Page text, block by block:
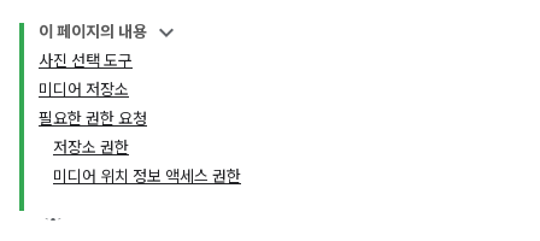
이 페이지의 내용
사진 선택 도구
미디어 저장소
필요한 권한 요청
저장소 권한
미디어 위치 정보 액세스 권한